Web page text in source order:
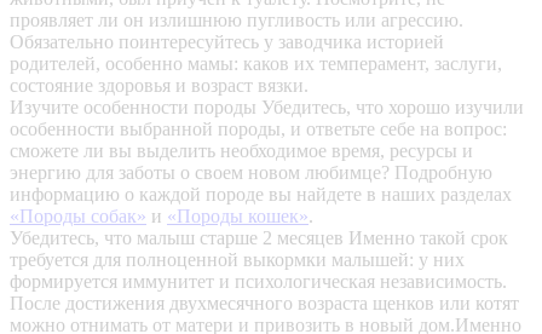
проявляет ли он излишнюю пугливость или агрессию.
Обязательно поинтересуйтесь у заводчика историей
родителей, особенно мамы: каков их темперамент, заслуги,
состояние здоровья и возраст вязки.
Изучите особенности породы Убедитесь, что хорошо изучили
особенности выбранной породы, и ответьте себе на вопрос:
сможете ли вы выделить необходимое время, ресурсы и
энергию для заботы о своем новом любимце? Подробную
информацию о каждой породе вы найдете в наших разделах
«Породы собак» и «Породы кошек».
Убедитесь, что малыш старше 2 месяцев Именно такой срок
требуется для полноценной выкормки малышей: у них
формируется иммунитет и психологическая независимость.
После достижения двухмесячного возраста щенков или котят
можно отнимать от матери и привозить в новый дом.Именно